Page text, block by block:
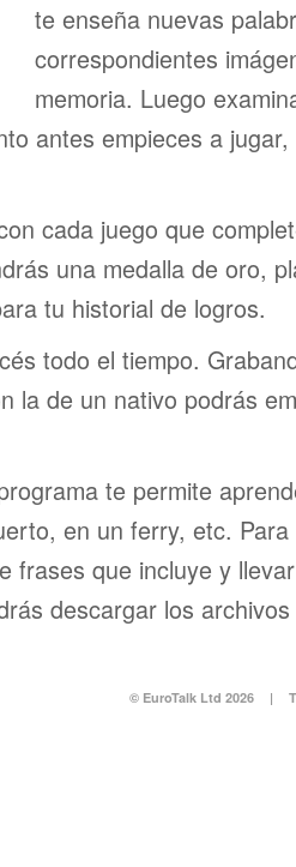
te enseña nuevas
correspondientes
memoria. Luego
antes empieces a
cada juego que
una medalla de oro,
tu historial de logros.
todo el tiempo.
la de un nativo podrás
te permite
en un ferry, etc.
frases que incluye y
descargar los
© EuroTalk Ltd 2026 |